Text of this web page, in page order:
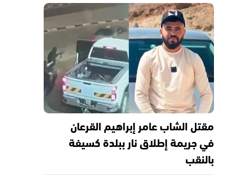
مقتل الشاب عامر إبراهيم القرعان
في جريمة إطلاق نار ببلدة كسيفة
بالنقب